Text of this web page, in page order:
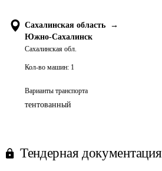
Сахалинская область
→
Южно-Сахалинск
Сахалинская обл.
Кол-во машин: 1
Варианты транспорта
тентованный
Тендерная документация